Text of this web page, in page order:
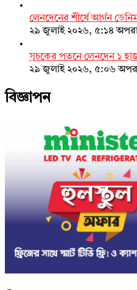
লেনদেনের শীর্ষে আর্গন
২৯ জুলাই ২০২৬, ৫:১৪
সূচকের পতনে লেনদেন ১
২৯ জুলাই ২০২৬, ৫:০৬
বিজ্ঞাপন